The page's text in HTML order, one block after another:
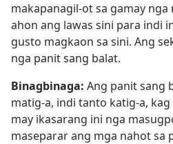
makapanagil-ot sa gamay
ahon ang lawas sini para indi
gusto magkaon sa sini. Ang
nga panit sang balat.
Binagbinaga: Ang panit sang
matig-a, indi tanto katig-a,
may ikasarang ini nga
maseparar ang mga nahot sa